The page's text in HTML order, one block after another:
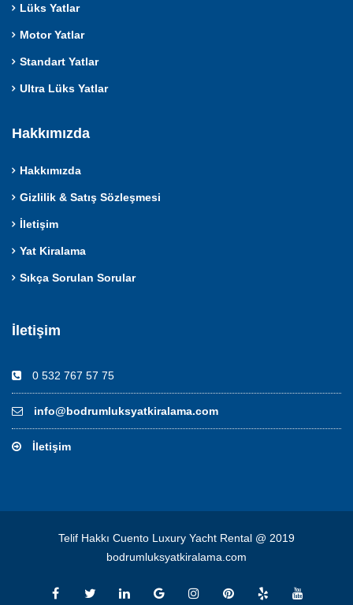
Lüks Yatlar
Motor Yatlar
Standart Yatlar
Ultra Lüks Yatlar
Hakkımızda
Hakkımızda
Gizlilik & Satış Sözleşmesi
İletişim
Yat Kiralama
Sıkça Sorulan Sorular
İletişim
0 532 767 57 75
info@bodrumluksyatkiralama.com
İletişim
Telif Hakkı Cuento Luxury Yacht Rental @ 2019
bodrumluksyatkiralama.com